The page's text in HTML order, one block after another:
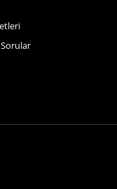
Sorular